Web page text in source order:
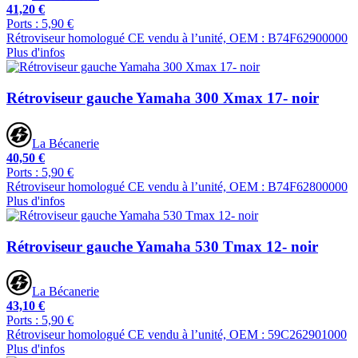
41,20 €
Ports : 5,90 €
Rétroviseur homologué CE vendu à l’unité, OEM : B74F62900000
Plus d'infos
Rétroviseur gauche Yamaha 300 Xmax 17- noir
La Bécanerie
40,50 €
Ports : 5,90 €
Rétroviseur homologué CE vendu à l’unité, OEM : B74F62800000
Plus d'infos
Rétroviseur gauche Yamaha 530 Tmax 12- noir
La Bécanerie
43,10 €
Ports : 5,90 €
Rétroviseur homologué CE vendu à l’unité, OEM : 59C262901000
Plus d'infos